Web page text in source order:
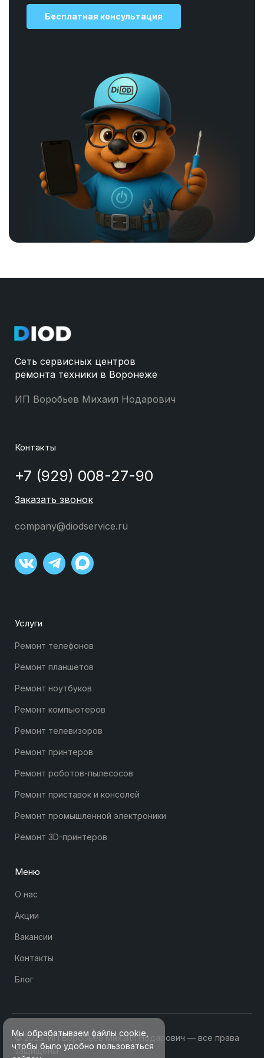
Бесплатная консультация
Сеть сервисных центров
ремонта техники в Воронеже
ИП Воробьев Михаил Нодарович
Контакты
+7 (929) 008-27-90
Заказать звонок
company@diodservice.ru
Услуги
Ремонт телефонов
Ремонт планшетов
Ремонт ноутбуков
Ремонт компьютеров
Ремонт телевизоров
Ремонт принтеров
Ремонт роботов-пылесосов
Ремонт приставок и консолей
Ремонт промышленной электроники
Ремонт 3D-принтеров
Меню
О нас
Акции
Вакансии
Контакты
Блог
© 2025. ИП Воробьев Михаил Нодарович — все права
защищены
Мы обрабатываем файлы cookie,
чтобы было удобно пользоваться